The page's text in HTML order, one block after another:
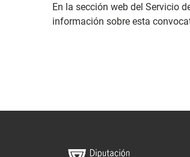
En la sección web del Servicio
información sobre esta